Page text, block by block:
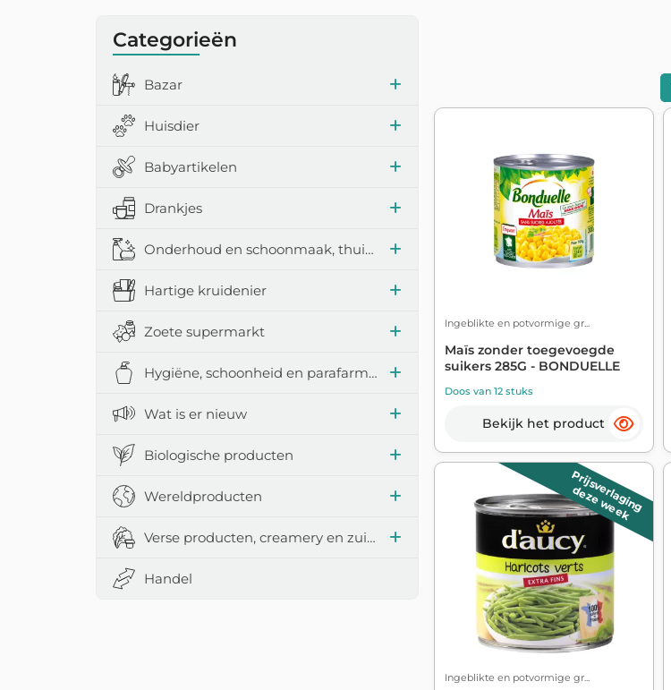
Categorieën
Bazar
Huisdier
Babyartikelen
Drankjes
Onderhoud en schoonmaak, thuisaccessoires
Hartige kruidenier
Zoete supermarkt
Hygiëne, schoonheid en parafarmacie
Wat is er nieuw
Biologische producten
Wereldproducten
Verse producten, creamery en zuivelproducten
Handel
Ingeblikte en potvormige gr...
Maïs zonder toegevoegde
suikers 285G - BONDUELLE
Doos van 12 stuks
Bekijk het product
Prijsverlaging
deze week
Ingeblikte en potvormige gr...